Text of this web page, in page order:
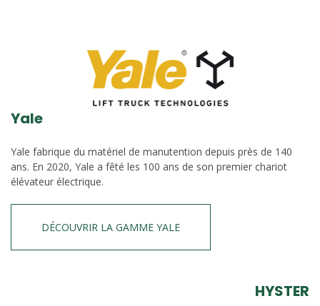
Yale
Yale fabrique du matériel de manutention depuis près de 140
ans. En 2020, Yale a fêté les 100 ans de son premier chariot
élévateur électrique.
DÉCOUVRIR LA GAMME YALE
HYSTER